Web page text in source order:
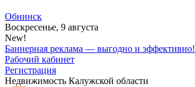
Обнинск
Воскресенье, 9 августа
New!
Баннерная реклама — выгодно и эффективно!
Рабочий кабинет
Регистрация
Недвижимость Калужской области